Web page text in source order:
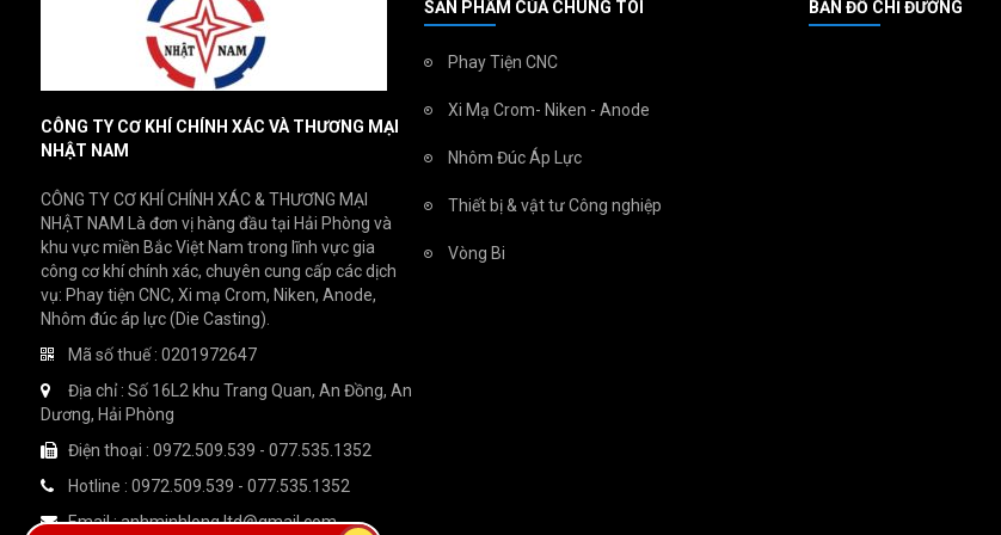
CÔNG TY CƠ KHÍ CHÍNH XÁC VÀ THƯƠNG MẠI
NHẬT NAM
CÔNG TY CƠ KHÍ CHÍNH XÁC & THƯƠNG MẠI
NHẬT NAM Là đơn vị hàng đầu tại Hải Phòng và
khu vực miền Bắc Việt Nam trong lĩnh vực gia
công cơ khí chính xác, chuyên cung cấp các dịch
vụ: Phay tiện CNC, Xi mạ Crom, Niken, Anode,
Nhôm đúc áp lực (Die Casting).
Mã số thuế : 0201972647
Địa chỉ : Số 16L2 khu Trang Quan, An Đồng, An
Dương, Hải Phòng
Điện thoại : 0972.509.539 - 077.535.1352
Hotline : 0972.509.539 - 077.535.1352
Email : anhminhlong.ltd@gmail.com
SẢN PHẨM CỦA CHÚNG TÔI
Phay Tiện CNC
Xi Mạ Crom- Niken - Anode
Nhôm Đúc Áp Lực
Thiết bị & vật tư Công nghiệp
Vòng Bi
BẢN ĐỒ CHỈ ĐƯỜNG